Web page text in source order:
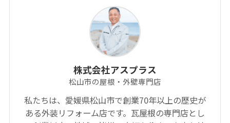
株式会社アスプラス
松山市の屋根・外壁専門店
私たちは、愛媛県松山市で創業70年以上の歴史が
ある外装リフォーム店です。瓦屋根の専門店とし